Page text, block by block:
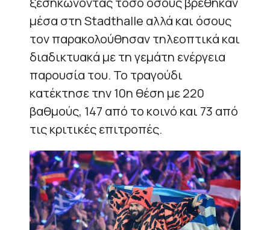
μέσα στη Stadthalle αλλά και όσους
τον παρακολούθησαν τηλεοπτικά και
διαδικτυακά με τη γεμάτη ενέργεια
παρουσία του. Το τραγούδι
κατέκτησε την 10η θέση με 220
βαθμούς, 147 από το κοινό και 73 από
τις κριτικές επιτροπές.